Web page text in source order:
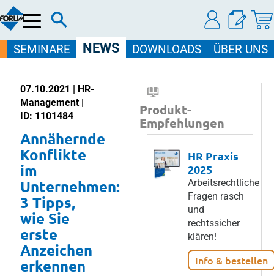
Menü
SEMINARE NEWS DOWNLOADS ÜBER UNS
07.10.2021 | HR-
Management |
ID: 1101484
Annähernde
Konflikte
im
Unternehmen:
3 Tipps,
wie Sie
erste
Anzeichen
erkennen
Produkt-
Empfehlungen
HR Praxis
2025
Arbeitsrechtliche
Fragen rasch
und
rechtssicher
klären!
Info & bestellen